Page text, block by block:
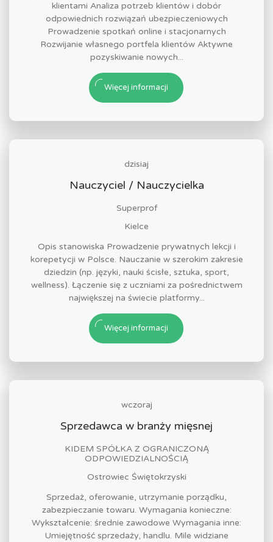
klientami Analiza potrzeb klientów i dobór
odpowiednich rozwiązań ubezpieczeniowych
Prowadzenie spotkań online i stacjonarnych
Rozwijanie własnego portfela klientów Aktywne
pozyskiwanie nowych...
Więcej informacji
dzisiaj
Nauczyciel / Nauczycielka
Superprof
Kielce
Opis stanowiska Prowadzenie prywatnych lekcji i
korepetycji w Polsce. Nauczanie w szerokim zakresie
dziedzin (np. języki, nauki ścisłe, sztuka, sport,
wellness). Łączenie się z uczniami za pośrednictwem
największej na świecie platformy...
Więcej informacji
wczoraj
Sprzedawca w branży mięsnej
KIDEM SPÓŁKA Z OGRANICZONĄ
ODPOWIEDZIALNOŚCIĄ
Ostrowiec Świętokrzyski
Sprzedaż, oferowanie, utrzymanie porządku,
zabezpieczanie towaru. Wymagania konieczne:
Wykształcenie: średnie zawodowe Wymagania inne:
Umiejętność sprzedaży, handlu. Mile widziane